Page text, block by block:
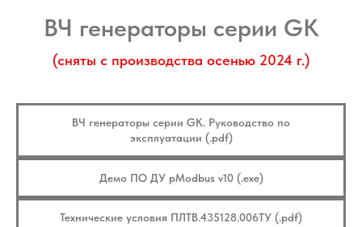
ВЧ генераторы серии GK
(сняты с производства осенью 2024 г.)
ВЧ генераторы серии GK. Руководство по
эксплуатации (.pdf)
Демо ПО ДУ pModbus v10 (.ехе)
Технические условия ПЛТВ.435128.006ТУ (.pdf)